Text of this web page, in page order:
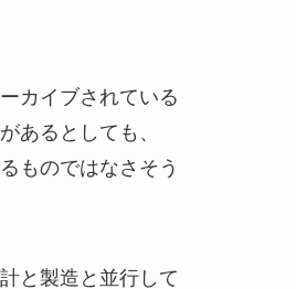
カイブされている
あるとしても、
ものではなさそう
と製造と並行して